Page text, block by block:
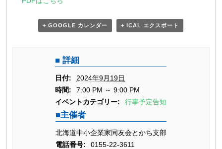
+ GOOGLE カレンダー + ICAL エクスポート
詳細
日付:
2024年9月19日
時間:
7:00 PM ～ 9:00 PM
イベントカテゴリー:
行事予定告知
主催者
北海道中小企業家同友会とかち支部
電話番号:
0155-22-3611